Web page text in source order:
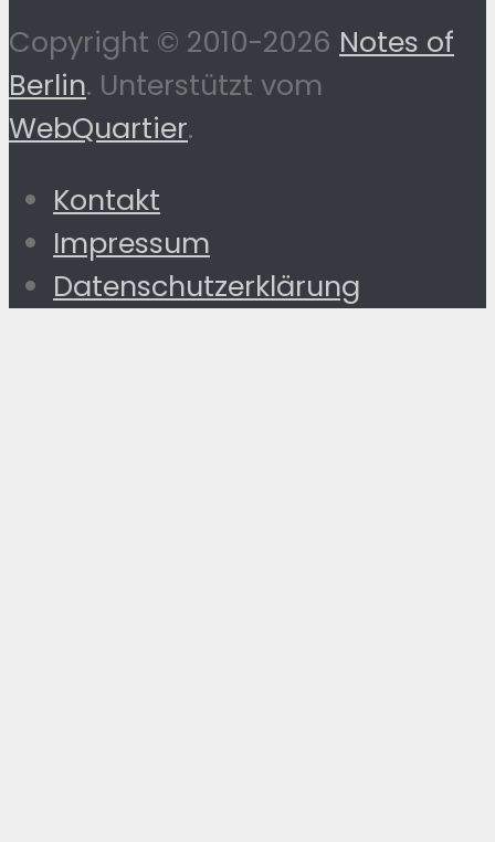
Copyright © 2010-2026 Notes of
Berlin. Unterstützt vom
WebQuartier.
Kontakt
Impressum
Datenschutzerklärung